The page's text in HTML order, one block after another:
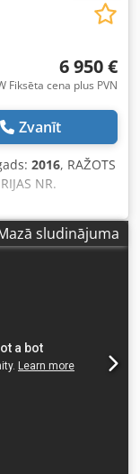
6 950 €
Fiksēta cena plus PVN
Zvanīt
2016, RAŽOTS
NR.
(m3/min)
Ap Eoa
1,05 kg
gaise UZ
sludinājuma